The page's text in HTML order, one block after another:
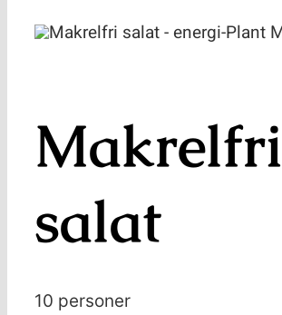
Makrelfri
salat
10 personer